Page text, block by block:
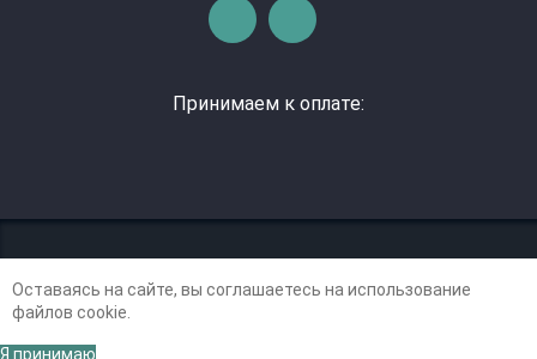
Принимаем к оплате:
Оставаясь на сайте, вы соглашаетесь на использование
файлов cookie.
Я принимаю